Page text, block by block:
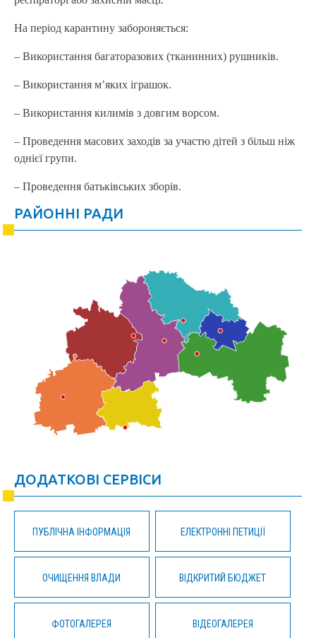
На період карантину забороняється:
– Використання багаторазових (тканинних) рушників.
– Використання м’яких іграшок.
– Використання килимів з довгим ворсом.
– Проведення масових заходів за участю дітей з більш ніж
однієї групи.
– Проведення батьківських зборів.
РАЙОННІ РАДИ
ДОДАТКОВІ СЕРВІСИ
ПУБЛІЧНА ІНФОРМАЦІЯ ЕЛЕКТРОННІ ПЕТИЦІЇ
ОЧИЩЕННЯ ВЛАДИ ВІДКРИТИЙ БЮДЖЕТ
ФОТОГАЛЕРЕЯ ВІДЕОГАЛЕРЕЯ